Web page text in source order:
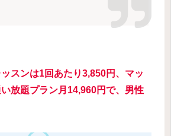
スンは1回あたり3,850円、マッ
い放題プラン月14,960円で、男性